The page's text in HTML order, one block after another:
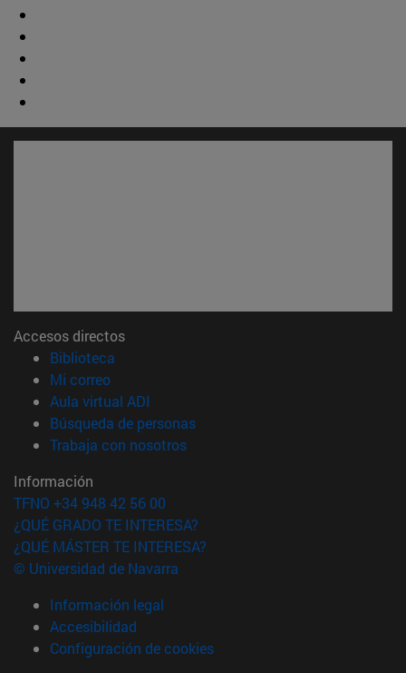
Accesos directos
Biblioteca
Mi correo(abre en nueva ventana)
Aula virtual ADI
Búsqueda de personas(abre en nueva ventana)
Trabaja con nosotros(abre en nueva ventana)
Información
TFNO +34 948 42 56 00
¿QUÉ GRADO TE INTERESA?
¿QUÉ MÁSTER TE INTERESA?
© Universidad de Navarra
Información legal
Accesibilidad
Configuración de cookies